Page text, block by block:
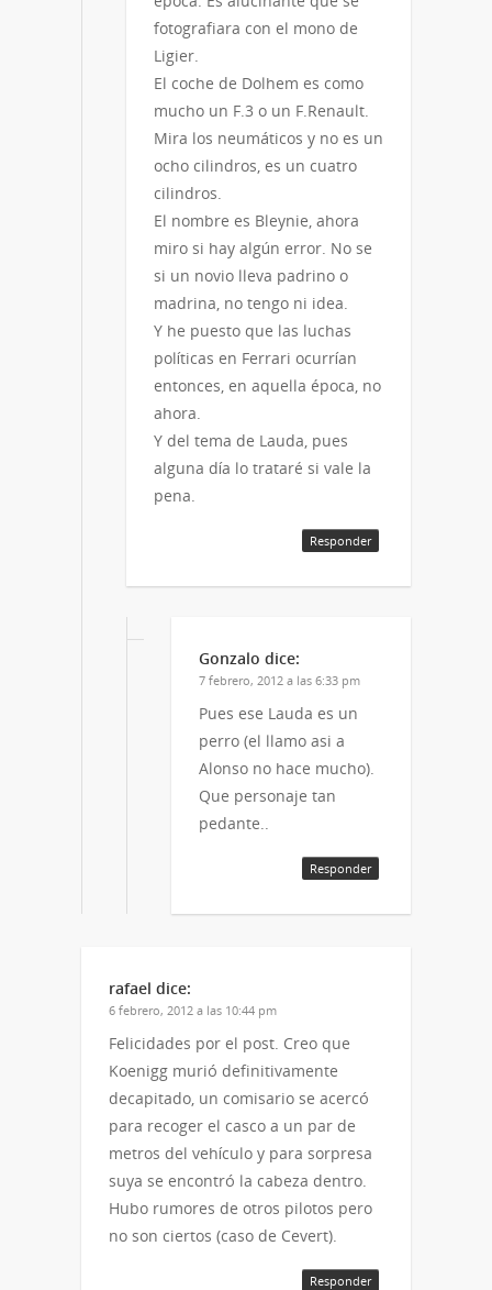
fotografiara con el mono de
Ligier.
El coche de Dolhem es como
mucho un F.3 o un F.Renault.
Mira los neumáticos y no es un
ocho cilindros, es un cuatro
cilindros.
El nombre es Bleynie, ahora
miro si hay algún error. No se
si un novio lleva padrino o
madrina, no tengo ni idea.
Y he puesto que las luchas
políticas en Ferrari ocurrían
entonces, en aquella época, no
ahora.
Y del tema de Lauda, pues
alguna día lo trataré si vale la
pena.
Responder
Gonzalo dice:
7 febrero, 2012 a las 6:33 pm
Pues ese Lauda es un
perro (el llamo asi a
Alonso no hace mucho).
Que personaje tan
pedante..
Responder
rafael dice:
6 febrero, 2012 a las 10:44 pm
Felicidades por el post. Creo que
Koenigg murió definitivamente
decapitado, un comisario se acercó
para recoger el casco a un par de
metros del vehículo y para sorpresa
suya se encontró la cabeza dentro.
Hubo rumores de otros pilotos pero
no son ciertos (caso de Cevert).
Responder